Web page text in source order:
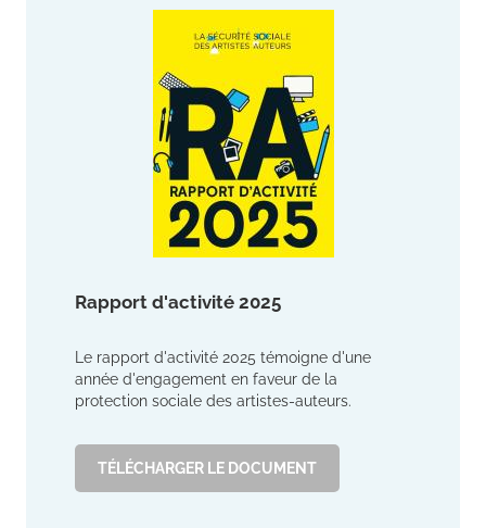
Rapport d'activité 2025
Le rapport d'activité 2025 témoigne d'une
année d'engagement en faveur de la
protection sociale des artistes-auteurs.
TÉLÉCHARGER LE DOCUMENT